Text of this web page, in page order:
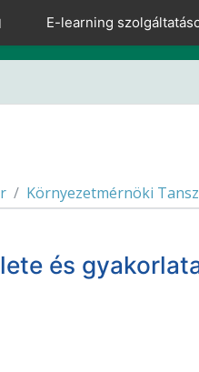
E-learning
Környezetmérnöki
és